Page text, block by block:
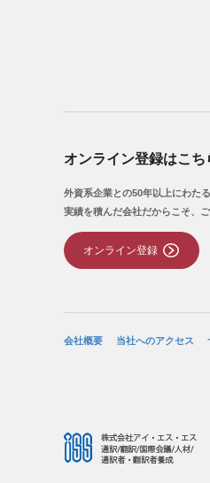
オンライン登録はこち
外資系企業との50年以上にわた
実績を積んだ会社だからこそ、
オンライン登録
会社概要 当社へのアクセス